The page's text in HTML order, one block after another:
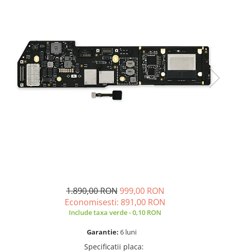
A2338 (M1/M2 13” 2020-2022)
A2442 (M1 14” 2021)
A2485 (M1 16” 2021)
A2779 (M2 14” 2023)
Tastatura MacBook1.890,00 RON 999,00 RON
Economisesti: 891,00 RON
Include taxa verde - 0,10 RON
Garantie: 6 luni
Specificatii placa: